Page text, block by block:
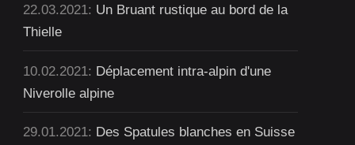
22.03.2021: Un Bruant rustique au bord de la
Thielle
10.02.2021: Déplacement intra-alpin d'une
Niverolle alpine
29.01.2021: Des Spatules blanches en Suisse